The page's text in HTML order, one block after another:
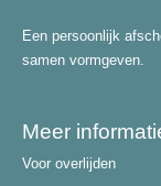
Een persoonlijk
samen vormgeven.
Meer
Voor overlijden